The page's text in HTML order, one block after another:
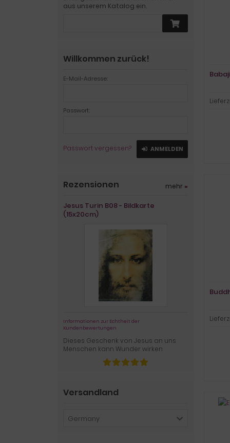
aus unserem Katalog ein.
Willkommen zurück!
E-Mail-Adresse:
Passwort:
Passwort vergessen? ANMELDEN
Rezensionen mehr »
Jesus Turin B08 - Bildkarte
(15x20cm)
Informationen zur Echtheit der
Kundenbewertungen
Dieses Geschenk von Jesus an uns
Menschen kann Wunder wirken
Versandland
Germany